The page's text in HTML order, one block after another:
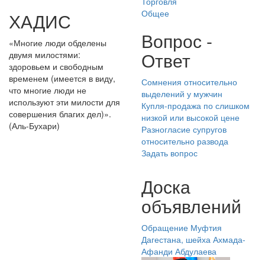
ХАДИС
«Многие люди обделены
двумя милостями:
здоровьем и свободным
временем (имеется в виду,
что многие люди не
используют эти милости для
совершения благих дел)».
(Аль-Бухари)
Общее
Вопрос -
Ответ
Сомнения относительно
выделений у мужчин
Купля-продажа по слишком
низкой или высокой цене
Разногласие супругов
относительно развода
Задать вопрос
Доска
объявлений
Обращение Муфтия
Дагестана, шейха Ахмада-
Афанди Абдулаева